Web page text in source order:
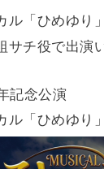
ル「ひめゆり
サチ役で出演
記念公演
ル「ひめゆり」